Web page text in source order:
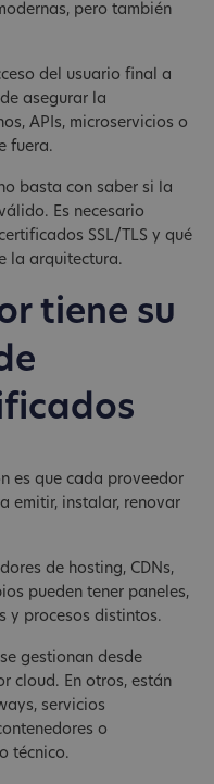
pero también
del usuario final a
asegurar la
APIs, microservicios o
fuera.
basta con saber si la
Es necesario
SSL/TLS y qué
la arquitectura.
tiene su
es que cada proveedor
emitir, instalar, renovar
de hosting, CDNs,
pueden tener paneles,
y procesos distintos.
gestionan desde
cloud. En otros, están
servicios
o
técnico.